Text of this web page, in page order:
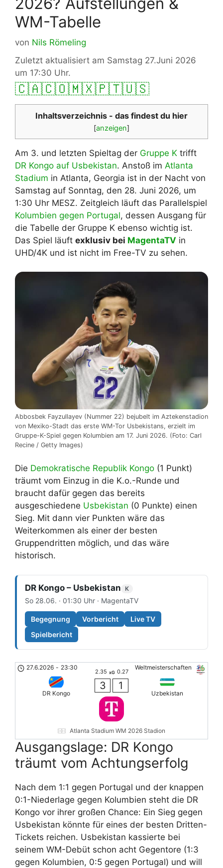
WM-Tabelle
von Nils Römeling
Zuletzt aktualisiert am Samstag 27.Juni 2026
um 17:30 Uhr.
🇨🇦🇨🇴🇲🇽🇵🇹🇺🇸
Inhaltsverzeichnis - das findest du hier
[anzeigen]
Am 3. und letzten Spieltag der Gruppe K trifft
DR Kongo auf Usbekistan. Anstoß im Atlanta
Stadium in Atlanta, Georgia ist in der Nacht von
Samstag auf Sonntag, den 28. Juni 2026, um
1:30 Uhr MESZ. Zeitgleich läuft das Parallelspiel
Kolumbien gegen Portugal, dessen Ausgang für
die Tabelle der Gruppe K ebenso wichtig ist.
Das Spiel läuft exklusiv bei MagentaTV in
UHD/4K und ist nicht im Free-TV zu sehen.
Abbosbek Fayzullayev (Nummer 22) bejubelt im Aztekenstadion
von Mexiko-Stadt das erste WM-Tor Usbekistans, erzielt im
Gruppe-K-Spiel gegen Kolumbien am 17. Juni 2026. (Foto: Carl
Recine / Getty Images)
Die Demokratische Republik Kongo (1 Punkt)
träumt vom Einzug in die K.o.-Runde und
braucht dafür gegen das bereits
ausgeschiedene Usbekistan (0 Punkte) einen
Sieg. Mit dann vier Punkten wäre das
Weiterkommen als einer der besten
Gruppendritten möglich, und das wäre
historisch.
DR Kongo – Usbekistan K
So 28.06. · 01:30 Uhr · MagentaTV
Begegnung Vorbericht
Live TV
Spielbericht
Weltmeisterschaften
27.6.2026 - 23:30
DR Kongo
2.35 xG 0.27
3 1
Uzbekistan
Atlanta Stadium WM 2026 Stadion
Ausgangslage: DR Kongo
träumt vom Achtungserfolg
Nach dem 1:1 gegen Portugal und der knappen
0:1-Niederlage gegen Kolumbien steht die DR
Kongo vor ihrer großen Chance: Ein Sieg gegen
Usbekistan könnte für eines der besten Dritten-
Tickets reichen. Usbekistan kassierte bei
seinem WM-Debüt schon acht Gegentore (1:3
gegen Kolumbien, 0:5 gegen Portugal) und will